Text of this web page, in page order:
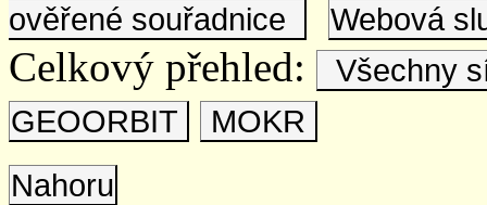
ověřené souřadnice
Webová
Celkový přehled:
Všechny
GEOORBIT
MOKR
Nahoru